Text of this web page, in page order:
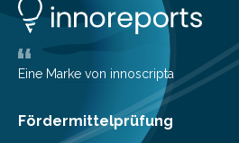
Technologie und Raumfahrt
Projekt im Rahmen der Nationalen
Bioökonomiestrategie mit rund
Pestizide sind äußerst wichtig,
Ernährung zu sichern. Ohne sie
Gefahr erheblicher…
Eine Marke von innoscripta
Fördermittelprüfung